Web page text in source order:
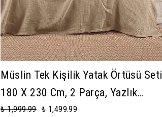
Müslin Tek Kişilik Yatak Örtüsü Seti
180 X 230 Cm, 2 Parça, Yazlık
Yastık Kılıfı Ve Pike Takımı
₺ 1,999.99 ₺ 1,499.99